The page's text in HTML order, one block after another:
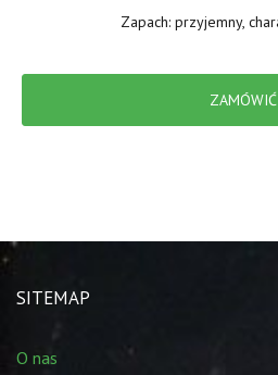
Zapach: przyjemny,
ZAMÓWIĆ
SITEMAP
O nas